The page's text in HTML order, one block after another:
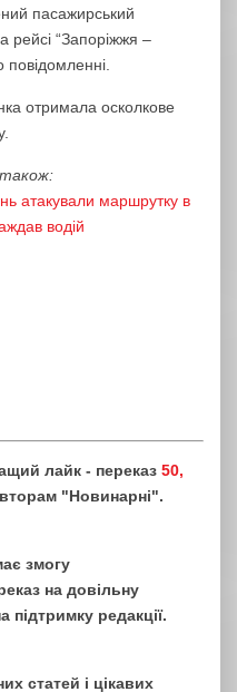
пасажирський
рейсі “Запоріжжя –
повідомленні.
отримала осколкове
атакували маршрутку в
водій
лайк - переказ 50,
"Новинарні".
змогу
на довільну
підтримку редакції.
статей і цікавих